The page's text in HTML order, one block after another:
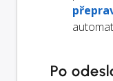
Po